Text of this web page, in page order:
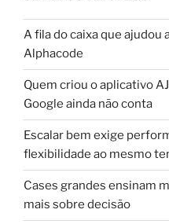
A fila do caixa que ajudou
Alphacode
Quem criou o aplicativo
Google ainda não conta
Escalar bem exige
flexibilidade ao mesmo
Cases grandes ensinam
mais sobre decisão